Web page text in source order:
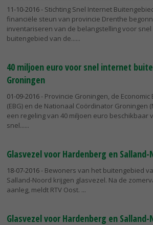
11-10-2016- Stichting Snel Internet
financiële steun van provincie Drenthe
inventariseren van de belangstelling voor
buitengebied van de...
40 miljoen euro voor snel internet
Groningen
01-09-2016- Provincie Groningen, de
(EBG) en de Nationaal Coördinator Groningen
een regeling van 40 miljoen euro beschikbaar
snel...
Glasvezel voor Hardenberg en Salland-
18-07-2016- Bewoners van het buitengebied
Salland-Noord krijgen glasvezel. Na de
aanleg, meldt RTV Oost.
Glasvezel voor Hardenberg en Salland-